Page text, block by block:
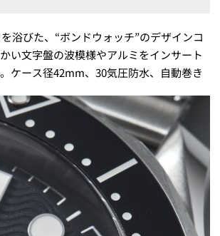
浴びた、“ボンドウォッチ”のデザインコ
い文字盤の波模様やアルミをインサート
ケース径42mm、30気圧防水、自動巻き